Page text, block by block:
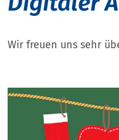
Wir freuen uns sehr